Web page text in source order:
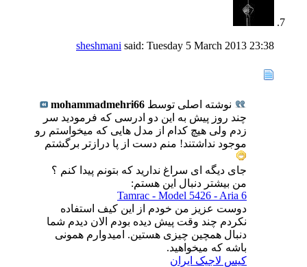
sheshmani said: Tuesday 5 March 2013 23:38
نوشته اصلی توسط mohammadmehri66
چند روز پیش به این دو ادرسی که فرمودید سر
زدم ولی هیچ کدام از مدل هایی که میخواستم رو
موجود نداشتند! منم دست از پا درازتر برگشتم
جای دیگه ای سراغ ندارید که بتونم پیدا کنم ؟
من بیشتر دنبال این هستم:
Tamrac - Model 5426 - Aria 6
دوست عزیز من خودم از این کیف استفاده
نکردم چند وقت پیش دیده بودم الان دیدم شما
دنبال همچین چیزی هستین. امیدوارم همونی
باشه که میخواهید.
کیس لاجیک ایران